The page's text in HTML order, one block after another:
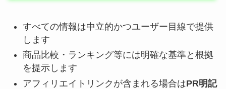
すべての情報は中立的かつユーザー目線で提供
します
商品比較・ランキング等には明確な基準と根拠
を提示します
アフィリエイトリンクが含まれる場合はPR明記